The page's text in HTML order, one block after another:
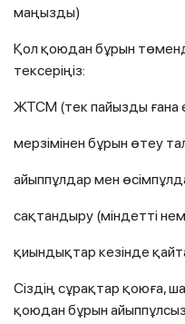
маңызды)
Қол қоюдан бұрын
тексеріңіз:
ЖТСМ (тек пайызды ғана
мерзімінен бұрын өтеу
айыппұлдар мен
сақтандыру (міндетті
қиындықтар кезінде
Сіздің сұрақтар қоюға,
қоюдан бұрын